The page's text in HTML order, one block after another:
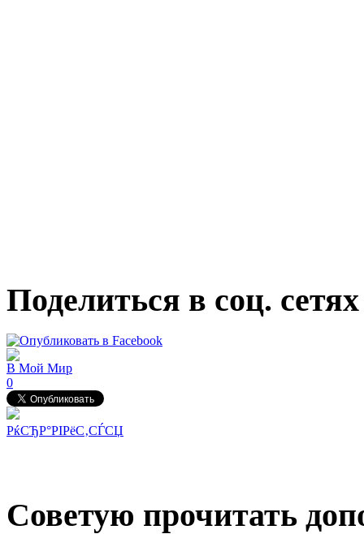
Поделиться в соц. сетях
В Мой Мир
0
РќСЂР°РІРёС‚СЃСЏ
Советую прочитать